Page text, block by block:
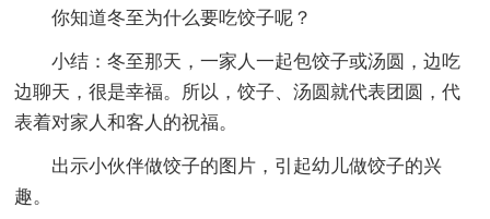
你知道冬至为什么要吃饺子呢？
小结：冬至那天，一家人一起包饺子或汤圆，边吃
边聊天，很是幸福。所以，饺子、汤圆就代表团圆，代
表着对家人和客人的祝福。
出示小伙伴做饺子的图片，引起幼儿做饺子的兴
趣。